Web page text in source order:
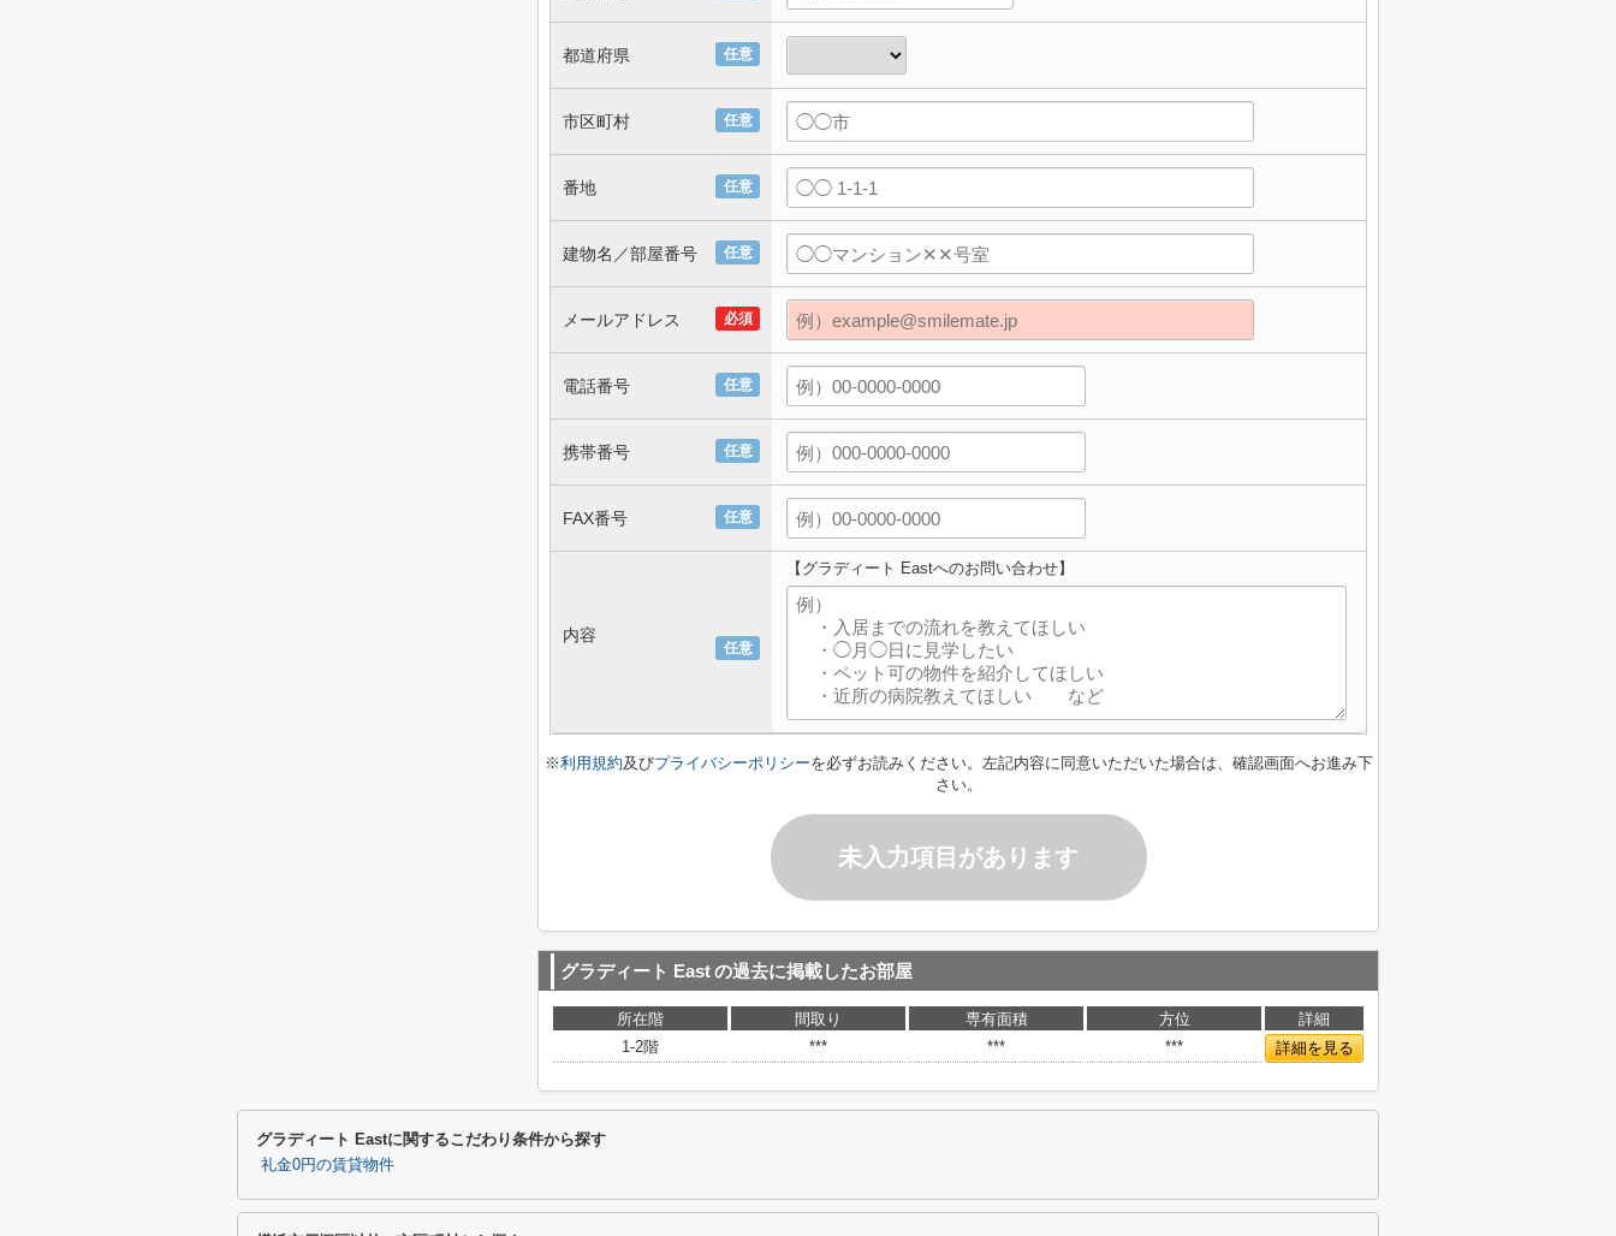
任意
都道府県
任意
市区町村
任意
番地
任意
建物名／部屋番号
必須
メールアドレス
任意
電話番号
任意
携帯番号
任意
FAX番号
任意
内容
【グラディート Eastへのお問い合わせ】
※利用規約及びプライバシーポリシーを必ずお読みください。左記内容に同意いただいた場合は、確認画面へお進み下
さい。
未入力項目があります
グラディート Eastの過去に掲載したお部屋
所在階 間取り 専有面積 方位
詳細
1-2階
*** *** *** 詳細を見る
グラディート Eastに関するこだわり条件から探す
礼金0円の賃貸物件